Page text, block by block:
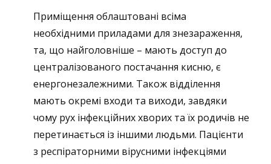
Приміщення облаштовані всіма
необхідними приладами для знезараження,
та, що найголовніше – мають доступ до
централізованого постачання кисню, є
енергонезалежними. Також відділення
мають окремі входи та виходи, завдяки
чому рух інфекційних хворих та їх родичів не
перетинається із іншими людьми. Пацієнти
з респіраторними вірусними інфекціями